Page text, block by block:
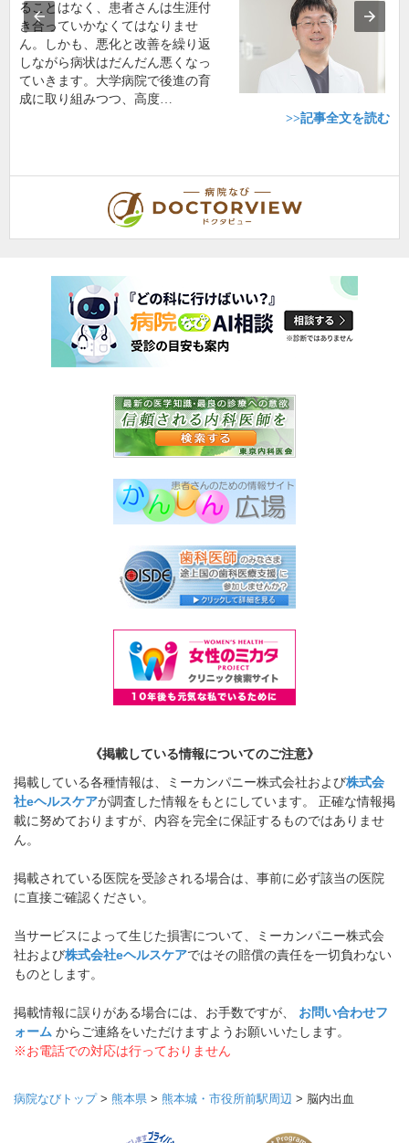
ることはなく、患者さんは生涯付
き合っていかなくてはなりませ
ん。しかも、悪化と改善を繰り返
しながら病状はだんだん悪くなっ
ていきます。大学病院で後進の育
成に取り組みつつ、高度…
>>記事全文を読む
《掲載している情報についてのご注意》
掲載している各種情報は、ミーカンパニー株式会社および株式会
社eヘルスケアが調査した情報をもとにしています。 正確な情報掲
載に努めておりますが、内容を完全に保証するものではありませ
ん。
掲載されている医院を受診される場合は、事前に必ず該当の医院
に直接ご確認ください。
当サービスによって生じた損害について、ミーカンパニー株式会
社および株式会社eヘルスケアではその賠償の責任を一切負わない
ものとします。
掲載情報に誤りがある場合には、お手数ですが、 お問い合わせフ
ォーム からご連絡をいただけますようお願いいたします。
※お電話での対応は行っておりません
病院なびトップ> 熊本県 > 熊本城・市役所前駅周辺 > 脳内出血